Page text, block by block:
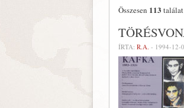
Összesen 113
ÍRTA: R.A. - 1994-12-